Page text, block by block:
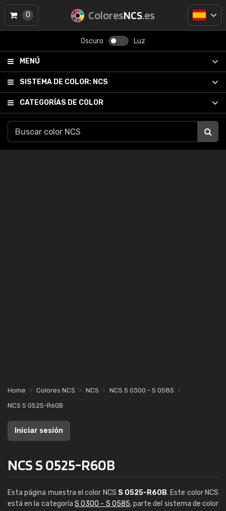
ColoresNCS.es
Oscuro Luz
MENÚ
SISTEMA DE COLOR: NCS
CATEGORÍAS DE COLOR
0
Home Colores NCS NCS
NCS S 0300 - S 0585
NCS S 0525-R60B
Iniciar sesión
NCS S 0525-R60B
Esta página muestra el color NCS S 0525-R60B. Este color NCS
está en la categoría S 0300 - S 0585, parte del sistema de color